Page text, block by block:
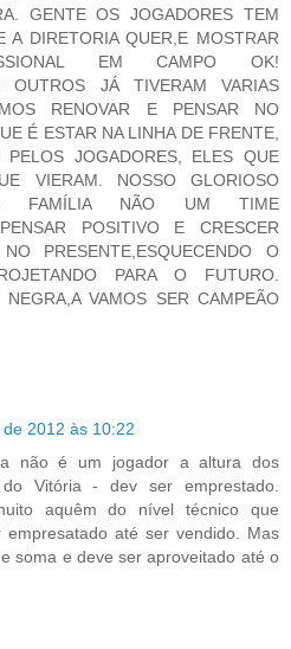
GENTE OS JOGADORES TEM
A DIRETORIA QUER,E MOSTRAR
EM CAMPO OK!
OUTROS JÁ TIVERAM VARIAS
RENOVAR E PENSAR NO
É ESTAR NA LINHA DE FRENTE,
JOGADORES, ELES QUE
VIERAM. NOSSO GLORIOSO
FAMÍLIA NÃO UM TIME
POSITIVO E CRESCER
PRESENTE,ESQUECENDO O
PARA O FUTURO.
NEGRA,A VAMOS SER CAMPEÃO
2012 às 10:22
não é um jogador a altura dos
Vitória - dev ser emprestado.
aquêm do nível técnico que
até ser vendido. Mas
soma e deve ser aproveitado até o